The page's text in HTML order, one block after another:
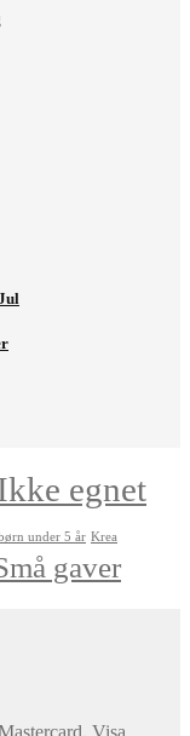
egnet
under 5 år Krea
gaver